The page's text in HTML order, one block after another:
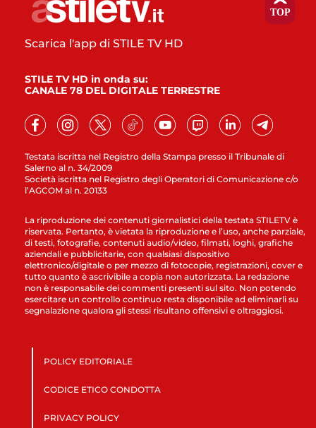
Testata iscritta nel Registro della Stampa presso il Tribunale di
Salerno al n. 34/2009
Società iscritta nel Registro degli Operatori di Comunicazione c/o
l’AGCOM al n. 20133
Scarica l'app di STILE TV HD
STILE TV HD in onda su:
CANALE 78 DEL DIGITALE TERRESTRE
La riproduzione dei contenuti giornalistici della testata STILETV è
riservata. Pertanto, è vietata la riproduzione e l’uso, anche parziale,
di testi, fotografie, contenuti audio/video, filmati, loghi, grafiche
aziendali e pubblicitarie, con qualsiasi dispositivo
elettronico/digitale o per mezzo di fotocopie, registrazioni, cover e
tutto quanto è ascrivibile a copia non autorizzata. La redazione
non è responsabile dei commenti presenti sul sito. Non potendo
esercitare un controllo continuo resta disponibile ad eliminarli su
segnalazione qualora gli stessi risultano offensivi e oltraggiosi.
POLICY EDITORIALE
CODICE ETICO CONDOTTA
PRIVACY POLICY